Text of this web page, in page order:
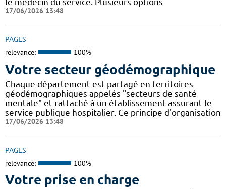
17/06/2026 13:48
PAGES
relevance: 100%
Votre secteur géodémographique
Chaque département est partagé en territoires
géodémographiques appelés "secteurs de santé
mentale" et rattaché à un établissement assurant le
service publique hospitalier. Ce principe d'organisation
17/06/2026 13:48
PAGES
relevance: 100%
Votre prise en charge